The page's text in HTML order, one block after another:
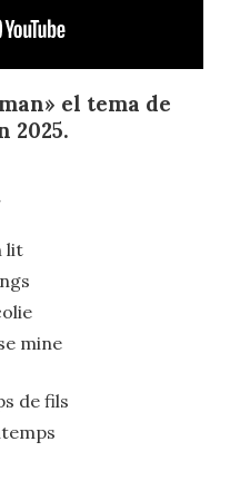
el tema de
2025.
lit
mine
de fils